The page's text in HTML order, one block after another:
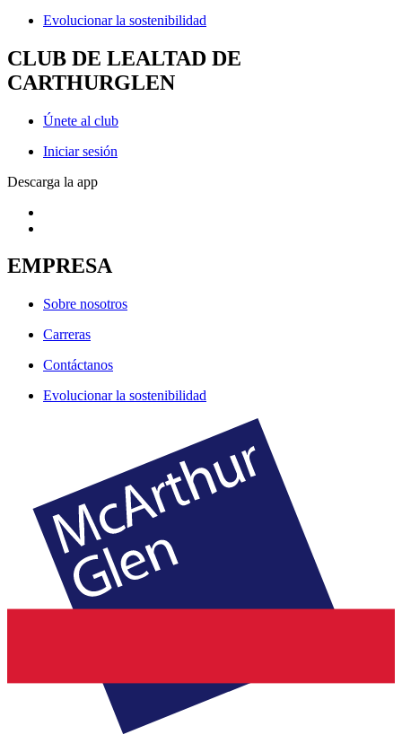
Evolucionar la sostenibilidad
CLUB DE LEALTAD DE
CARTHURGLEN
Únete al club
Iniciar sesión
Descarga la app
EMPRESA
Sobre nosotros
Carreras
Contáctanos
Evolucionar la sostenibilidad